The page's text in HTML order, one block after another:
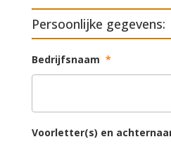
Persoonlijke gegevens:
Bedrijfsnaam *
Voorletter(s) en